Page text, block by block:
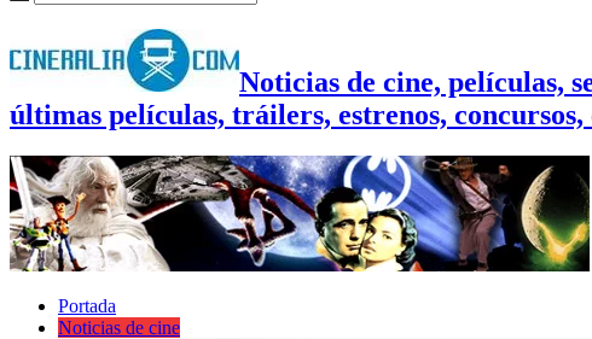
Noticias de cine, películas,
últimas películas, tráilers, estrenos,
Portada
Noticias de cine